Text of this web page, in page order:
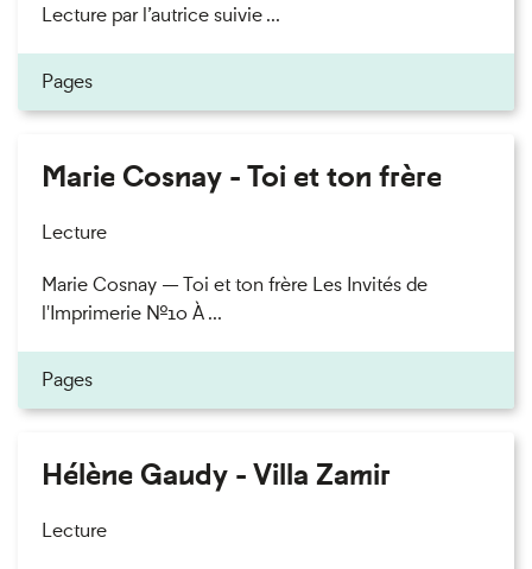
Lecture par l’autrice suivie ...
Pages
Marie Cosnay - Toi et ton frère
Lecture
Marie Cosnay — Toi et ton frère Les Invités de
l'Imprimerie n°10 À ...
Pages
Hélène Gaudy - Villa Zamir
Lecture